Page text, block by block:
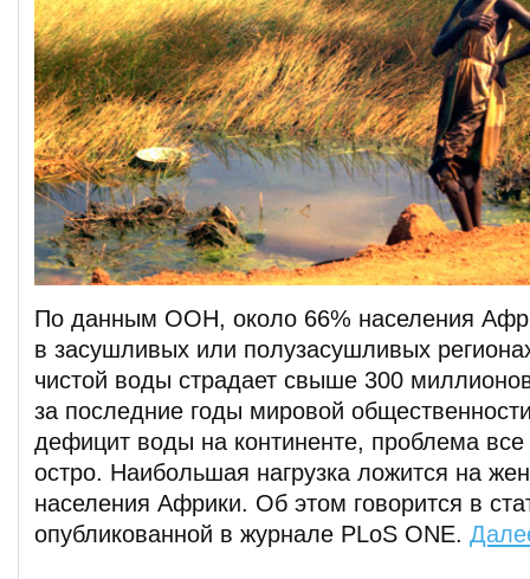
По данным ООН, около 66% населения
в засушливых или полузасушливых
чистой воды страдает свыше 300
за последние годы мировой
дефицит воды на континенте, проблема все
остро. Наибольшая нагрузка ложится на
населения Африки. Об этом говорится в
опубликованной в журнале PLoS ONE.